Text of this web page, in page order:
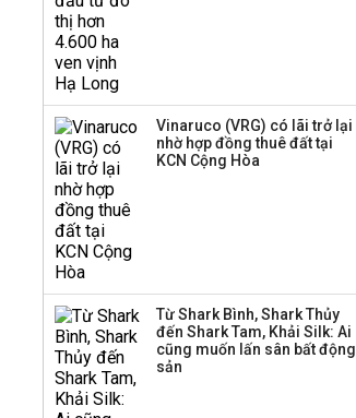
doanh nghiệp Mỹ
Keppel ký thỏa thuận
Sacombank phát hành
ba đợt trái phiếu thu về
hơn 3.600 tỷ, lãi suất
trả lên tới 10%/năm
Vinaruco (VRG) có lãi trở lại
nhờ hợp đồng thuê đất tại
KCN Cộng Hòa
Từ Shark Bình, Shark Thủy
đến Shark Tam, Khải Silk: Ai
cũng muốn lấn sân bất động
sản